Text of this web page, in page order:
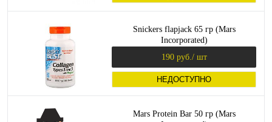
Snickers flapjack 65 гр (Mars
Incorporated)
190 руб. / шт
НЕДОСТУПНО
Mars Protein Bar 50 гр (Mars